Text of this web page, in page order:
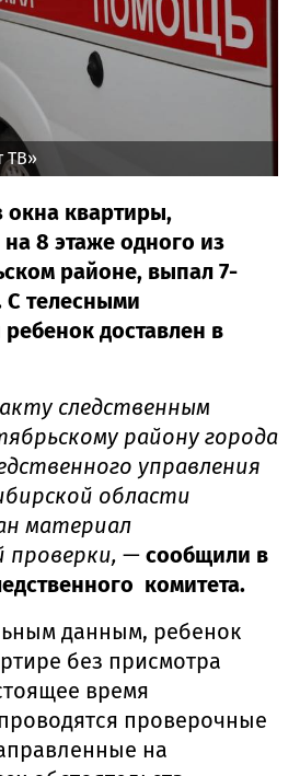
ТВ»
окна квартиры,
8 этаже одного из
районе, выпал 7-
С телесными
доставлен в
следственным
району города
управления
области
материал
проверки, — сообщили в
комитета.
данным, ребенок
без присмотра
время
проверочные
на